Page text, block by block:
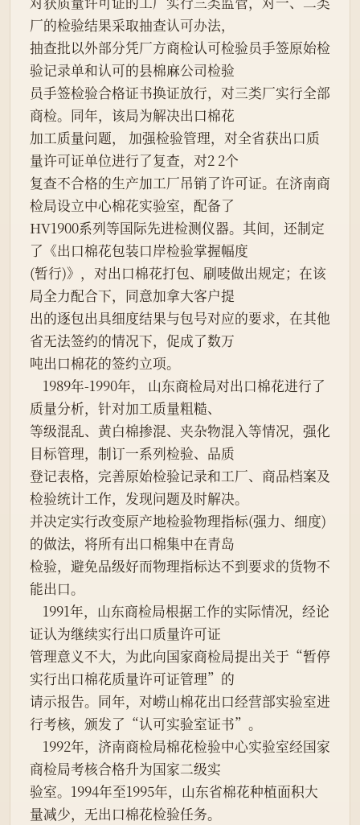
厂的检验结果采取抽查认可办法，
抽查批以外部分凭厂方商检认可检验员手签原始检
验记录单和认可的县棉麻公司检验
员手签检验合格证书换证放行，对三类厂实行全部
商检。同年，该局为解决出口棉花
加工质量问题， 加强检验管理，对全省获出口质
量许可证单位进行了复查，对2 2个
复查不合格的生产加工厂吊销了许可证。在济南商
检局设立中心棉花实验室，配备了
HV1900系列等国际先进检测仪器。其间，还制定
了《出口棉花包装口岸检验掌握幅度
(暂行)》，对出口棉花打包、刷唛做出规定；在该
局全力配合下，同意加拿大客户提
出的逐包出具细度结果与包号对应的要求，在其他
省无法签约的情况下，促成了数万
吨出口棉花的签约立项。
质量分析，针对加工质量粗糙、
等级混乱、黄白棉掺混、夹杂物混入等情况，强化
目标管理，制订一系列检验、品质
登记表格，完善原始检验记录和工厂、商品档案及
检验统计工作，发现问题及时解决。
并决定实行改变原产地检验物理指标(强力、细度)
的做法，将所有出口棉集中在青岛
检验，避免品级好而物理指标达不到要求的货物不
能出口。
证认为继续实行出口质量许可证
管理意义不大，为此向国家商检局提出关于“暂停
实行出口棉花质量许可证管理”的
请示报告。同年，对崂山棉花出口经营部实验室进
行考核，颁发了“认可实验室证书”。
商检局考核合格升为国家二级实
验室。1994年至1995年，山东省棉花种植面积大
量减少，无出口棉花检验任务。